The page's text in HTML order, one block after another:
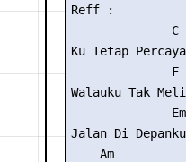
Reff :
              C
Ku Tetap Percaya
              F
Walauku Tak
              Em
Jalan Di Depanku
Am